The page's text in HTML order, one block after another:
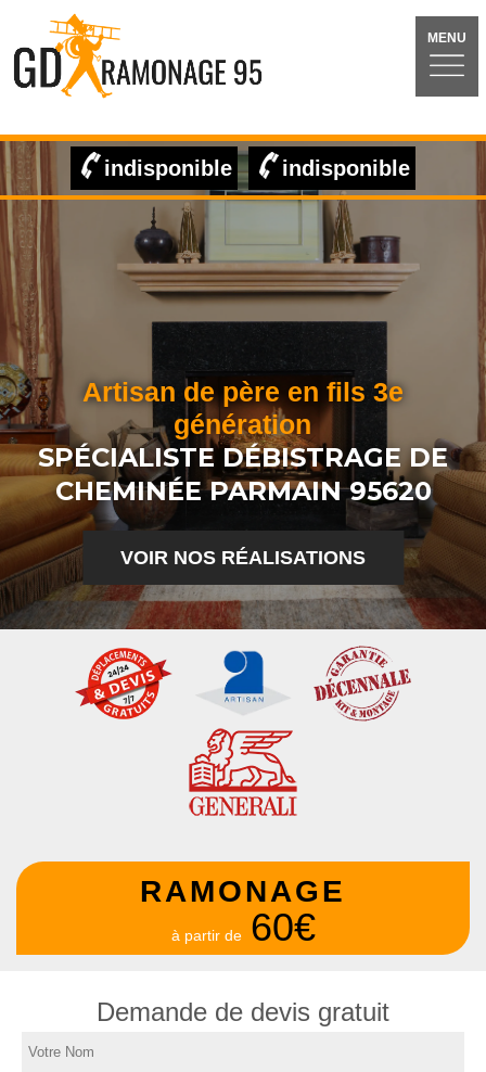
MENU
indisponible indisponible
Artisan de père en fils 3e
génération
SPÉCIALISTE DÉBISTRAGE DE
CHEMINÉE PARMAIN 95620
VOIR NOS RÉALISATIONS
RAMONAGE
à partir de 60€
Demande de devis gratuit